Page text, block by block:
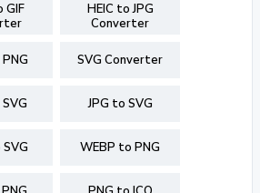
GIF
HEIC to JPG
Converter
SVG Converter
JPG to SVG
SVG WEBP to PNG